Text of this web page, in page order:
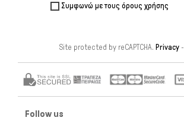
Συμφωνώ με τους όρους χρήσης
Site protected by reCAPTCHA. Privacy-
Follow us